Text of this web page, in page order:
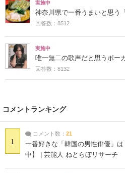
実施中
神奈川県で一番うまいと思う
回答数：8512
実施中
唯一無二の歌声だと思うボー
回答数：8132
コメントランキング
1
コメント数： 21
一番好きな「韓国の男性俳優」
中】 | 芸能人 ねとらぼリサーチ